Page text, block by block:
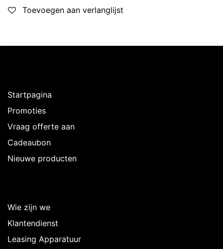
Toevoegen aan verlanglijst
Startpagina
Promoties
Vraag offerte aan
Cadeaubon
Nieuwe producten
Wie zijn we
Klantendienst
Leasing Apparatuur